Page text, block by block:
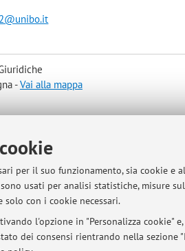
per il suo funzionamento, sia cookie
usati per analisi statistiche, misure
con i cookie necessari.
l'opzione in "Personalizza cookie"
dei consensi rientrando nella sezione
-Vai alla mappa
- Università di Bologna - Via Zamboni, 33